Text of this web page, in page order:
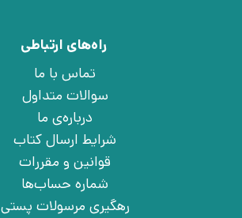
راه‌های ارتباطی
تماس با ما
سوالات متداول
درباره‌ی ما
شرایط ارسال کتاب
قوانین و مقررات
شماره حساب‌ها
رهگیری مرسولات پستی